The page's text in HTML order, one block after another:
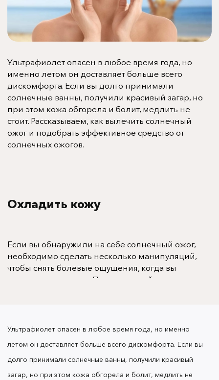
Ультрафиолет опасен в любое время года, но
именно летом он доставляет больше всего
дискомфорта. Если вы долго принимали
солнечные ванны, получили красивый загар, но
при этом кожа обгорела и болит, медлить не
стоит. Рассказываем, как вылечить солнечный
ожог и подобрать эффективное средство от
солнечных ожогов.
Охладить кожу
Если вы обнаружили на себе солнечный ожог,
необходимо сделать несколько манипуляций,
чтобы снять болевые ощущения, когда вы
Пострадавший участок кожи
несколько минут.Усилить эффект можно, добавив
Ультрафиолет опасен в любое время года, но именно
летом он доставляет больше всего дискомфорта. Если вы
долго принимали солнечные ванны, получили красивый
загар, но при этом кожа обгорела и болит, медлить не